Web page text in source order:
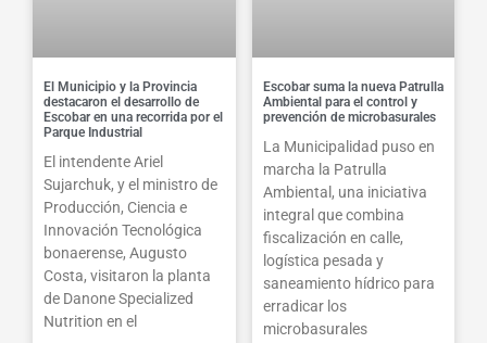
El Municipio y la Provincia
destacaron el desarrollo de
Escobar en una recorrida por el
Parque Industrial
El intendente Ariel
Sujarchuk, y el ministro de
Producción, Ciencia e
Innovación Tecnológica
bonaerense, Augusto
Costa, visitaron la planta
de Danone Specialized
Nutrition en el
Escobar suma la nueva Patrulla
Ambiental para el control y
prevención de microbasurales
La Municipalidad puso en
marcha la Patrulla
Ambiental, una iniciativa
integral que combina
fiscalización en calle,
logística pesada y
saneamiento hídrico para
erradicar los
microbasurales